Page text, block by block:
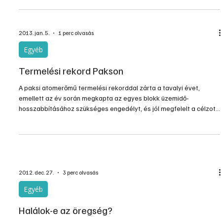
2013. jan. 5. 1 perc olvasás
Egyéb
Termelési rekord Pakson
A paksi atomerőmű termelési rekorddal zárta a tavalyi évet,
emellett az év során megkapta az egyes blokk üzemidő-
hosszabbításához szükséges engedélyt, és jól megfelelt a célzott
2012. dec. 27. 3 perc olvasás
Egyéb
Halálok-e az öregség?